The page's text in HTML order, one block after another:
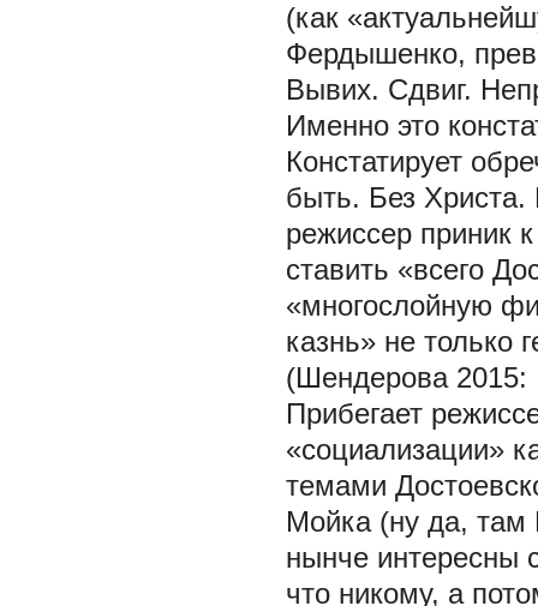
(как
Фердышенко,
Вывих. Сдвиг.
Именно это
Констатирует
быть. Без Христа.
режиссер приник
ставить «всего
«многослойную
казнь» не только
(Шендерова 2015:
Прибегает
«социализации»
темами
Мойка (ну да, там
нынче интересны
что никому, а